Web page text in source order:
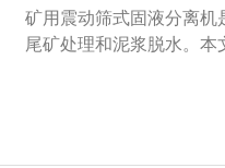
矿用震动筛式固液分离机
尾矿处理和泥浆脱水。